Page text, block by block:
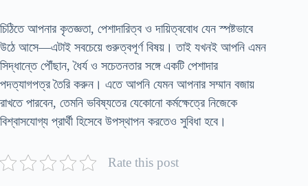
চিঠিতে আপনার কৃতজ্ঞতা, পেশাদারিত্ব ও দায়িত্ববোধ যেন স্পষ্টভাবে
উঠে আসে—এটাই সবচেয়ে গুরুত্বপূর্ণ বিষয়। তাই যখনই আপনি এমন
সিদ্ধান্তে পৌঁছান, ধৈর্য ও সচেতনতার সঙ্গে একটি পেশাদার
পদত্যাগপত্র তৈরি করুন। এতে আপনি যেমন আপনার সম্মান বজায়
রাখতে পারবেন, তেমনি ভবিষ্যতের যেকোনো কর্মক্ষেত্রে নিজেকে
বিশ্বাসযোগ্য প্রার্থী হিসেবে উপস্থাপন করতেও সুবিধা হবে।
Rate this post